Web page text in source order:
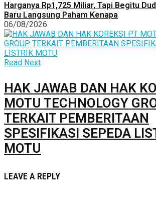
Harganya Rp1,725 Miliar, Tapi Begitu
Baru Langsung Paham Kenapa
06/08/2026
Read Next
HAK JAWAB DAN HAK
MOTU TECHNOLOGY
TERKAIT PEMBERITAAN
SPESIFIKASI SEPEDA
MOTU
LEAVE A REPLY